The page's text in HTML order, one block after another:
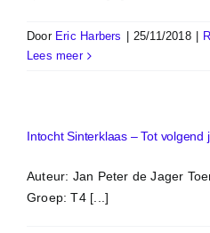
Door Eric Harbers 25/11/2018
Lees meer
Intocht Sinterklaas – Tot
Auteur: Jan Peter de Jager
Groep: T4 [...]